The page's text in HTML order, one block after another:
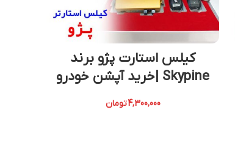
کیلس استارت پژو برند
Skypine |خرید آپشن خودرو
4,300,000تومان